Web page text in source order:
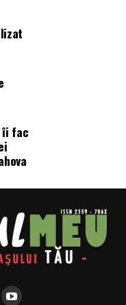
inclusiv pe lacul
din mulțime. Poți
design, reflectând
pot avea o
lucru se datorează
unic și atractiv, ceea
potențialii
îi fac